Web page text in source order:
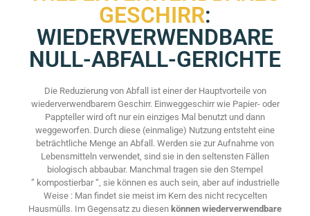
GESCHIRR:
WIEDERVERWENDBARE
NULL-ABFALL-GERICHTE
Die Reduzierung von Abfall ist einer der Hauptvorteile von
wiederverwendbarem Geschirr. Einweggeschirr wie Papier- oder
Pappteller wird oft nur ein einziges Mal benutzt und dann
weggeworfen. Durch diese (einmalige) Nutzung entsteht eine
beträchtliche Menge an Abfall. Werden sie zur Aufnahme von
Lebensmitteln verwendet, sind sie in den seltensten Fällen
biologisch abbaubar. Manchmal tragen sie den Stempel
” kompostierbar “, sie können es auch sein, aber auf industrielle
Weise : Man findet sie meist im Kern des nicht recycelten
Hausmülls. Im Gegensatz zu diesen können wiederverwendbare